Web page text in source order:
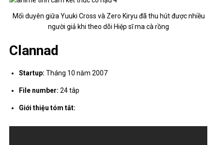
Mối duyên giữa Yuuki Cross và Zero Kiryu đã thu hút được nhiều
người giả khi theo dõi Hiệp sĩ ma cà rồng
Clannad
Startup:Tháng 10 năm 2007
File number:24 tâp
Giới thiệu tóm tắt: